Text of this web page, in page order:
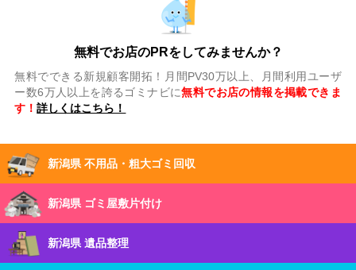
無料でお店のPRをしてみませんか？
無料でできる新規顧客開拓！月間PV30万以上、月間利用ユーザ
ー数6万人以上を誇るゴミナビに無料でお店の情報を掲載できま
す！詳しくはこちら！
新潟県 不用品・粗大ゴミ回収
新潟県 ゴミ屋敷片付け
新潟県 遺品整理